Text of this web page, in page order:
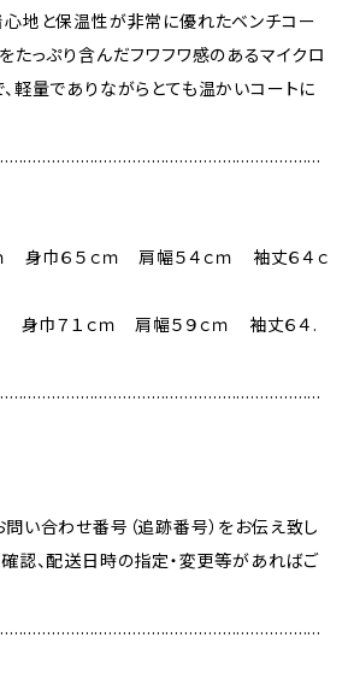
心地と保温性が非常に優れたベンチコー
たっぷり含んだフワフワ感のあるマイクロ
軽量でありながらとても温かいコートに
身巾６５ｃｍ 肩幅５４ｃｍ 袖丈６４ｃ
身巾７１ｃｍ 肩幅５９ｃｍ 袖丈６４.
い合わせ番号（追跡番号）をお伝え致し
認、配送日時の指定・変更等があればご